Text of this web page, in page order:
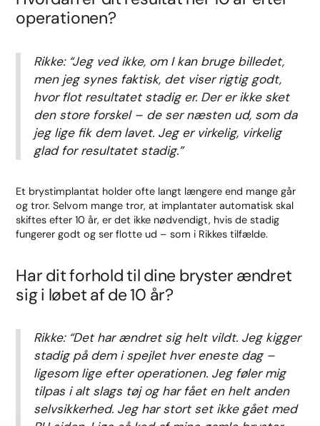
operationen?
Rikke: “Jeg ved ikke, om I kan bruge billedet,
men jeg synes faktisk, det viser rigtig godt,
hvor flot resultatet stadig er. Der er ikke sket
den store forskel – de ser næsten ud, som da
jeg lige fik dem lavet. Jeg er virkelig, virkelig
glad for resultatet stadig.”
Et brystimplantat holder ofte langt længere end mange går
og tror. Selvom mange tror, at implantater automatisk skal
skiftes efter 10 år, er det ikke nødvendigt, hvis de stadig
fungerer godt og ser flotte ud – som i Rikkes tilfælde.
Har dit forhold til dine bryster ændret
sig i løbet af de 10 år?
Rikke: “Det har ændret sig helt vildt. Jeg kigger
stadig på dem i spejlet hver eneste dag –
ligesom lige efter operationen. Jeg føler mig
tilpas i alt slags tøj og har fået en helt anden
selvsikkerhed. Jeg har stort set ikke gået med